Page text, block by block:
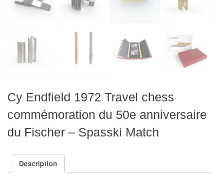
air
Echiquier
pour
Logiciels
d'échecs
Livres
anglais
Cy Endfield 1972 Travel chess
commémoration du 50e anniversaire
du Fischer – Spasski Match
Description